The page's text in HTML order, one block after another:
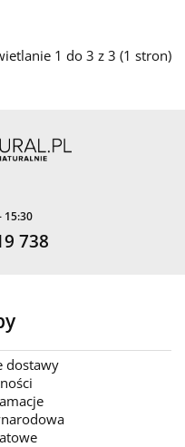
1 do 3 z 3 (1 stron)
15:30
738
dostawy